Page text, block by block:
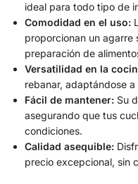
ideal para todo tipo de
Comodidad en el uso:
proporcionan un agarre
preparación de
Versatilidad en la
rebanar, adaptándose
Fácil de mantener: Su
asegurando que tus
condiciones.
Calidad asequible:
precio excepcional, sin